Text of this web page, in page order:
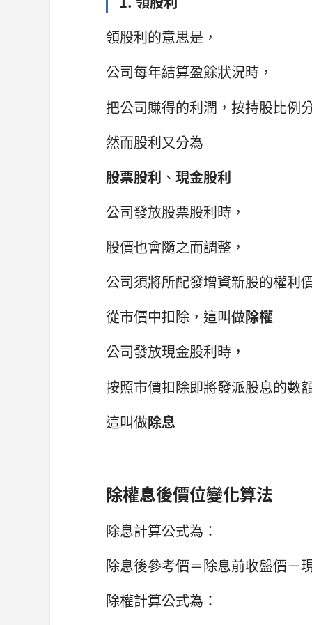
領股利的意思是，
公司每年結算盈餘狀況時，
把公司賺得的利潤，按持股比例
然而股利又分為
股票股利 、 現金股利
公司發放股票股利時，
股價也會隨之而調整，
公司須將所配發增資新股的權利
從市價中扣除，這叫做除權
公司發放現金股利時，
按照市價扣除即將發派股息的數
這叫做除息
除權息後價位變化算法
除息計算公式為：
除息後參考價＝除息前收盤價－
除權計算公式為：